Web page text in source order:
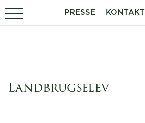
PRESSE KONTAKT
Landbrugselev